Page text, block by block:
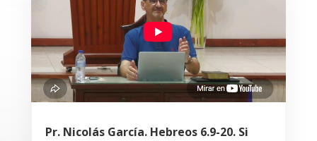
Pr. Nicolás García. Hebreos 6.9-20. Si